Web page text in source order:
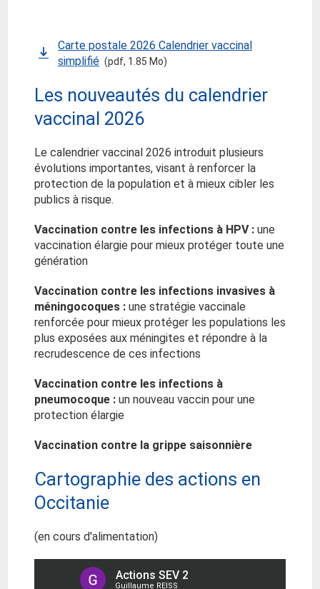
Carte postale 2026 Calendrier vaccinal
simplifié (pdf, 1.85 Mo)
Les nouveautés du calendrier
vaccinal 2026
Le calendrier vaccinal 2026 introduit plusieurs
évolutions importantes, visant à renforcer la
protection de la population et à mieux cibler les
publics à risque.
Vaccination contre les infections à HPV : une
vaccination élargie pour mieux protéger toute une
génération
Vaccination contre les infections invasives à
méningocoques : une stratégie vaccinale
renforcée pour mieux protéger les populations les
plus exposées aux méningites et répondre à la
recrudescence de ces infections
Vaccination contre les infections à
pneumocoque : un nouveau vaccin pour une
protection élargie
Vaccination contre la grippe saisonnière
Cartographie des actions en
Occitanie
(en cours d'alimentation)